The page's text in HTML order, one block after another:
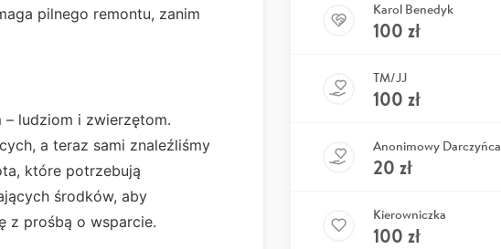
pilnego remontu, zanim
– ludziom i zwierzętom.
a teraz sami znaleźliśmy
które potrzebują
środków, aby
z prośbą o wsparcie.
Karol Benedyk
100 zł
TM/JJ
100 zł
Anonimowy Darczyńca
20 zł
Kierowniczka
100 zł